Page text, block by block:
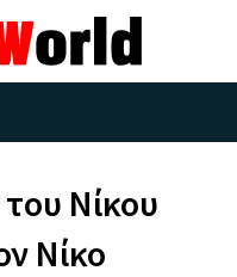
Νίκου
Νίκο